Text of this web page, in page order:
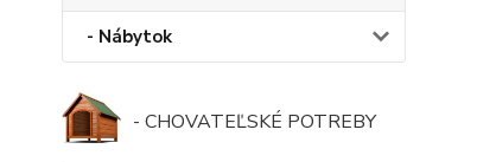
- Nábytok
- CHOVATEĽSKÉ POTREBY